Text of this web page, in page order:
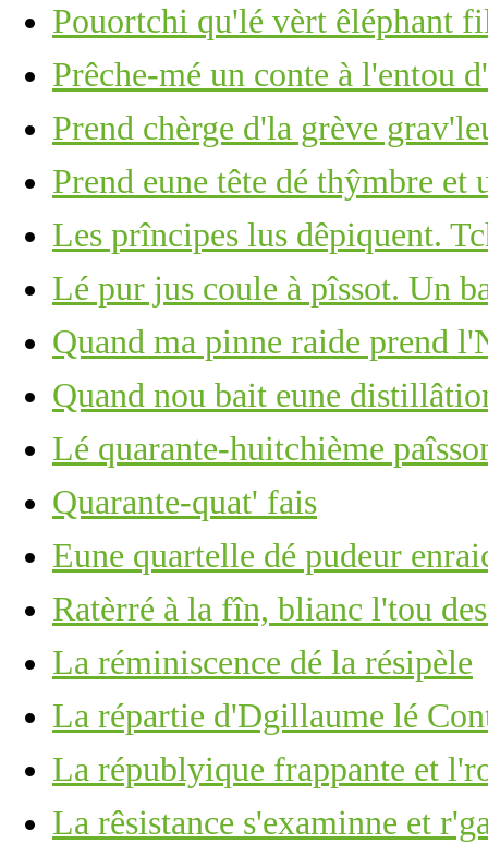
Pouortchi qu'lé vèrt êléphant
Prêche-mé un conte à l'entou
Prend chèrge d'la grève
Prend eune tête dé thŷmbre et
Les prîncipes lus dêpiquent.
Lé pur jus coule à pîssot. Un
Quand ma pinne raide prend
Quand nou bait eune
Lé quarante-huitchième
Quarante-quat' fais
Eune quartelle dé pudeur
Ratèrré à la fîn, blianc l'tou
La réminiscence dé la résipèle
La répartie d'Dgillaume lé
La républyique frappante et
La rêsistance s'examinne et